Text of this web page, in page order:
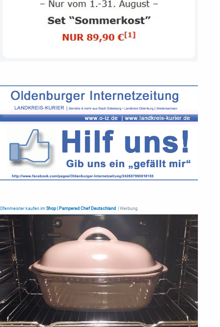
Ofenmeister kaufen im Shop | Pampered Chef Deutschland | Werbung